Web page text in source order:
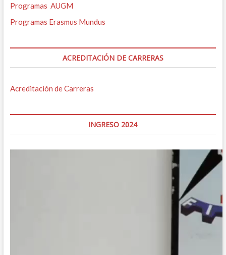
Programas AUGM
Programas Erasmus Mundus
ACREDITACIÓN DE CARRERAS
Acreditación de Carreras
INGRESO 2024